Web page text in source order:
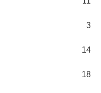
3
14
18